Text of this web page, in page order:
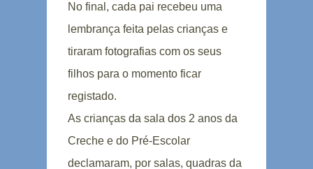
No final, cada pai recebeu uma
lembrança feita pelas crianças e
tiraram fotografias com os seus
filhos para o momento ficar
registado.
As crianças da sala dos 2 anos da
Creche e do Pré-Escolar
declamaram, por salas, quadras da